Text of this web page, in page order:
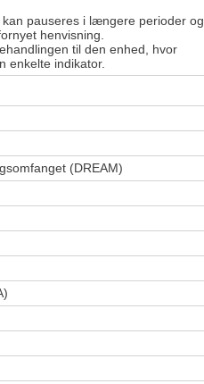
pauseres i længere perioder og
henvisning.
til den enhed, hvor
enkelte indikator.
(DREAM)